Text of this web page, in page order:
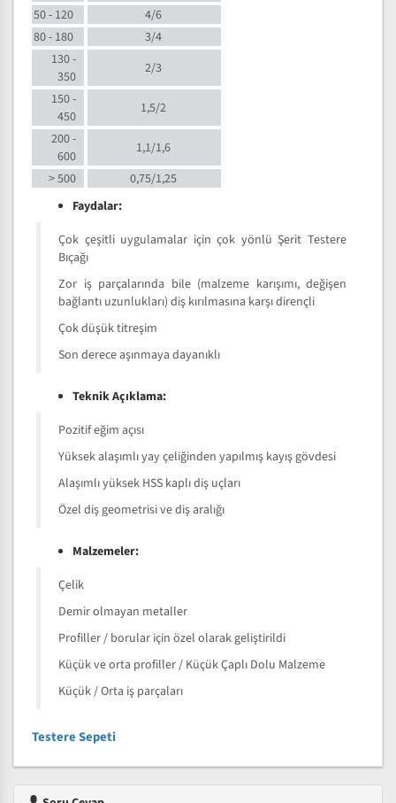
50 - 120
4/6
80 - 180
3/4
130 -
350
2/3
150 -
450
1,5/2
200 -
600
1,1/1,6
> 500
0,75/1,25
Faydalar:
Çok çeşitli uygulamalar için çok yönlü Şerit Testere
Bıçağı
Zor iş parçalarında bile (malzeme karışımı, değişen
bağlantı uzunlukları) diş kırılmasına karşı dirençli
Çok düşük titreşim
Son derece aşınmaya dayanıklı
Teknik Açıklama:
Pozitif eğim açısı
Yüksek alaşımlı yay çeliğinden yapılmış kayış gövdesi
Alaşımlı yüksek HSS kaplı diş uçları
Özel diş geometrisi ve diş aralığı
Malzemeler:
Çelik
Demir olmayan metaller
Profiller / borular için özel olarak geliştirildi
Küçük ve orta profiller / Küçük Çaplı Dolu Malzeme
Küçük / Orta iş parçaları
Testere Sepeti